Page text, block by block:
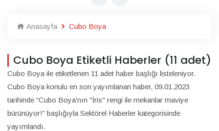
Anasayfa Cubo Boya
Cubo Boya Etiketli Haberler (11 adet)
Cubo Boya ile etiketlenen 11 adet haber başlığı listeleniyor.
Cubo Boya konulu en son yayımlanan haber, 09.01.2023
tarihinde “Cubo Boya'nın "İris" rengi ile mekanlar maviye
bürünüyor!” başlığıyla Sektörel Haberler kategorisinde
yayımlandı.